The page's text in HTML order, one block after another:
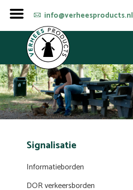
info@verheesproducts.nl
Signalisatie
Informatieborden
DOR verkeersborden